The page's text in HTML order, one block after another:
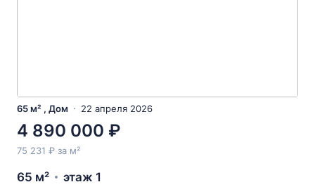
65 м² , Дом 22 апреля 2026
4 890 000 ₽
75 231 ₽ за м²
65 м² этаж 1